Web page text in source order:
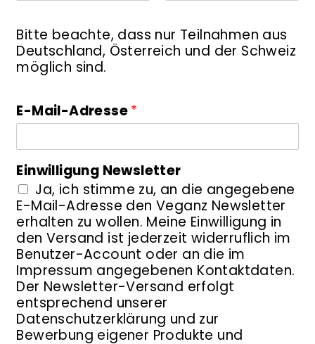
Bitte beachte, dass nur Teilnahmen aus
Deutschland, Österreich und der Schweiz
möglich sind.
E-Mail-Adresse *
Einwilligung Newsletter
Ja, ich stimme zu, an die angegebene
E-Mail-Adresse den Veganz Newsletter
erhalten zu wollen. Meine Einwilligung in
den Versand ist jederzeit widerruflich im
Benutzer-Account oder an die im
Impressum angegebenen Kontaktdaten.
Der Newsletter-Versand erfolgt
entsprechend unserer
Datenschutzerklärung und zur
Bewerbung eigener Produkte und